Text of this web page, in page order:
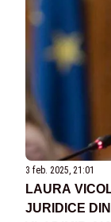
3 feb. 2025, 21:01
LAURA
JURIDICE